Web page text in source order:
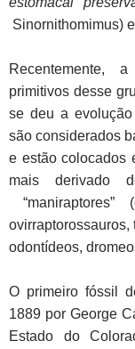
Sinornithomimus)
Recentemente,
primitivos desse
se deu a
são considerados
e estão colocados
mais derivado
“maniraptores”
ovirraptorossauros,
odontídeos,
O primeiro fóssil
1889 por George
Estado do